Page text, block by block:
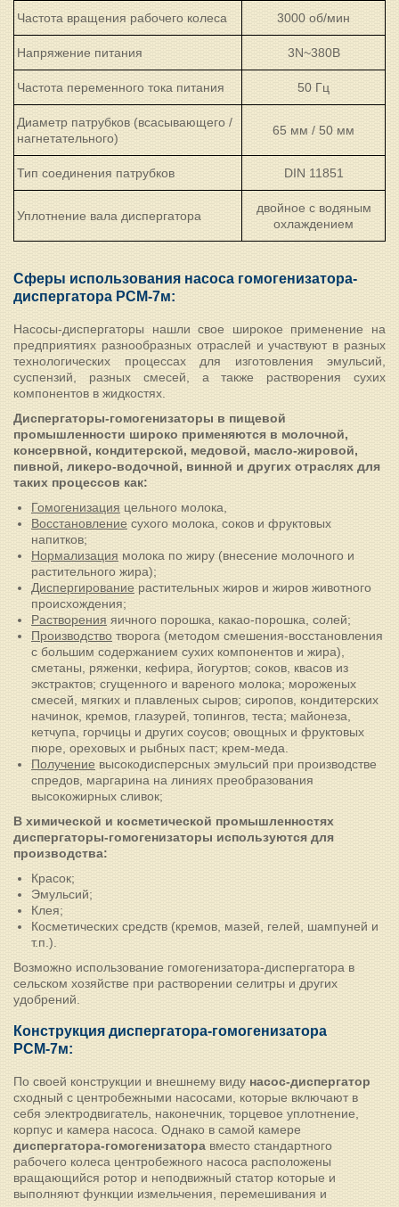
Частота вращения рабочего колеса 3000 об/мин
Напряжение питания 3N~380В
Частота переменного тока питания 50 Гц
Диаметр патрубков (всасывающего /
нагнетательного)
65 мм / 50 мм
Тип соединения патрубков DIN 11851
Уплотнение вала диспергатора
двойное с водяным
охлаждением
Сферы использования насоса гомогенизатора-
диспергатора РСМ-7м:
Насосы-диспергаторы нашли свое широкое применение на
предприятиях разнообразных отраслей и участвуют в разных
технологических процессах для изготовления эмульсий,
суспензий, разных смесей, а также растворения сухих
компонентов в жидкостях.
Диспергаторы-гомогенизаторы в пищевой
промышленности широко применяются в молочной,
консервной, кондитерской, медовой, масло-жировой,
пивной, ликеро-водочной, винной и других отраслях для
таких процессов как:
Гомогенизация цельного молока,
Восстановление сухого молока, соков и фруктовых
напитков;
Нормализация молока по жиру (внесение молочного и
растительного жира);
Диспергирование растительных жиров и жиров животного
происхождения;
Растворения яичного порошка, какао-порошка, солей;
Производство творога (методом смешения-восстановления
с большим содержанием сухих компонентов и жира),
сметаны, ряженки, кефира, йогуртов; соков, квасов из
экстрактов; сгущенного и вареного молока; мороженых
смесей, мягких и плавленых сыров; сиропов, кондитерских
начинок, кремов, глазурей, топингов, теста; майонеза,
кетчупа, горчицы и других соусов; овощных и фруктовых
пюре, ореховых и рыбных паст; крем-меда.
Получение высокодисперсных эмульсий при производстве
спредов, маргарина на линиях преобразования
высокожирных сливок;
В химической и косметической промышленностях
диспергаторы-гомогенизаторы используются для
производства:
Красок;
Эмульсий;
Клея;
Косметических средств (кремов, мазей, гелей, шампуней и
т.п.).
Возможно использование гомогенизатора-диспергатора в
сельском хозяйстве при растворении селитры и других
удобрений.
Конструкция диспергатора-гомогенизатора
РСМ-7м:
По своей конструкции и внешнему виду насос-диспергатор
сходный с центробежными насосами, которые включают в
себя электродвигатель, наконечник, торцевое уплотнение,
корпус и камера насоса. Однако в самой камере
диспергатора-гомогенизатора вместо стандартного
рабочего колеса центробежного насоса расположены
вращающийся ротор и неподвижный статор которые и
выполняют функции измельчения, перемешивания и